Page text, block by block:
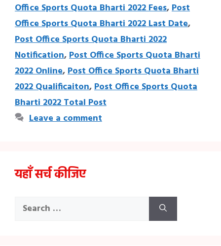
Office Sports Quota Bharti 2022 Fees,Post
Office Sports Quota Bharti 2022 Last Date,
Post Office Sports Quota Bharti 2022
Notification,Post Office Sports Quota Bharti
2022 Online,Post Office Sports Quota Bharti
2022 Qualificaiton,Post Office Sports Quota
Bharti 2022 Total Post
Leave a comment
यहाँ सर्च कीजिए
Search
for: